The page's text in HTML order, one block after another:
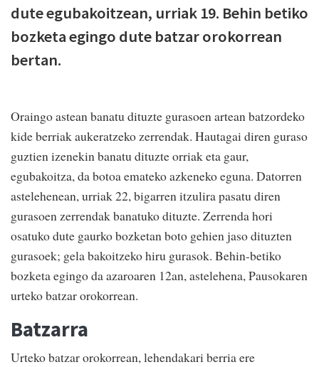
dute egubakoitzean, urriak 19. Behin betiko
bozketa egingo dute batzar orokorrean
bertan.
Oraingo astean banatu dituzte gurasoen artean batzordeko
kide berriak aukeratzeko zerrendak. Hautagai diren guraso
guztien izenekin banatu dituzte orriak eta gaur,
egubakoitza, da botoa emateko azkeneko eguna. Datorren
astelehenean, urriak 22, bigarren itzulira pasatu diren
gurasoen zerrendak banatuko dituzte. Zerrenda hori
osatuko dute gaurko bozketan boto gehien jaso dituzten
gurasoek; gela bakoitzeko hiru gurasok. Behin-betiko
bozketa egingo da azaroaren 12an, astelehena, Pausokaren
urteko batzar orokorrean.
Batzarra
Urteko batzar orokorrean, lehendakari berria ere